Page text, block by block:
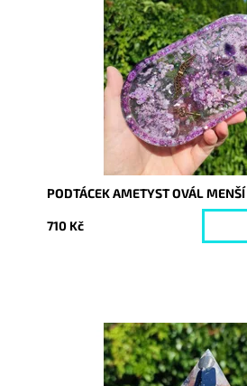
Dostupnost:
Vyprodáno
9015
PODTÁCEK AMETYST OVÁL MENŠÍ
710 Kč
Dostupnost:
Vyprodáno
9217